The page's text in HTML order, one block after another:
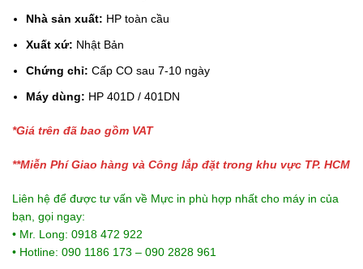
Nhà sản xuất: HP toàn cầu
Xuất xứ: Nhật Bản
Chứng chỉ: Cấp CO sau 7-10 ngày
Máy dùng: HP 401D / 401DN
*Giá trên đã bao gồm VAT
**Miễn Phí Giao hàng và Công lắp đặt trong khu vực TP. HCM
Liên hệ để được tư vấn về Mực in phù hợp nhất cho máy in của
bạn, gọi ngay:
• Mr. Long: 0918 472 922
• Hotline: 090 1186 173 – 090 2828 961